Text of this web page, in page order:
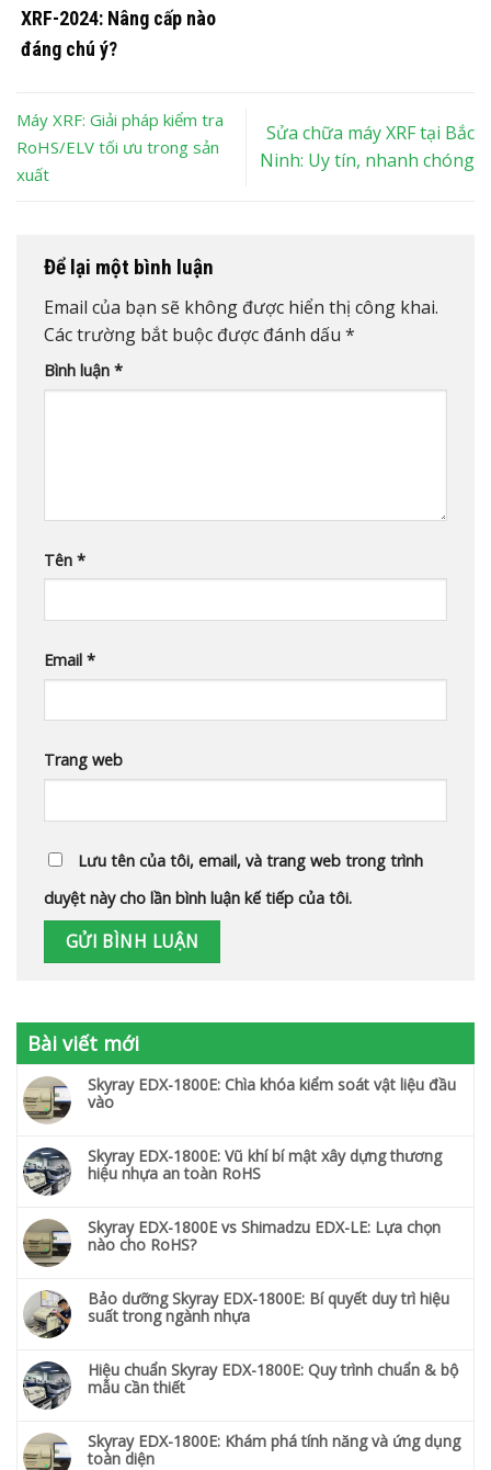
XRF-2024: Nâng cấp nào
đáng chú ý?
Máy XRF: Giải pháp kiểm tra
RoHS/ELV tối ưu trong sản
xuất
Sửa chữa máy XRF tại Bắc
Ninh: Uy tín, nhanh chóng
Để lại một bình luận
Email của bạn sẽ không được hiển thị công khai.
Các trường bắt buộc được đánh dấu *
Bình luận *
Tên *
Email *
Trang web
Lưu tên của tôi, email, và trang web trong trình
duyệt này cho lần bình luận kế tiếp của tôi.
Bài viết mới
Skyray EDX-1800E: Chìa khóa kiểm soát vật liệu đầu
vào
Skyray EDX-1800E: Vũ khí bí mật xây dựng thương
hiệu nhựa an toàn RoHS
Skyray EDX-1800E vs Shimadzu EDX-LE: Lựa chọn
nào cho RoHS?
Bảo dưỡng Skyray EDX-1800E: Bí quyết duy trì hiệu
suất trong ngành nhựa
Hiệu chuẩn Skyray EDX-1800E: Quy trình chuẩn & bộ
mẫu cần thiết
Skyray EDX-1800E: Khám phá tính năng và ứng dụng
toàn diện